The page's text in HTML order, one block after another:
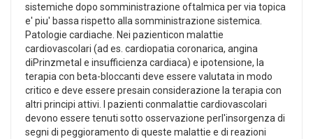
sistemiche dopo somministrazione oftalmica per via topica
e' piu' bassa rispetto alla somministrazione sistemica.
Patologie cardiache. Nei pazienticon malattie
cardiovascolari (ad es. cardiopatia coronarica, angina
diPrinzmetal e insufficienza cardiaca) e ipotensione, la
terapia con beta-bloccanti deve essere valutata in modo
critico e deve essere presain considerazione la terapia con
altri principi attivi. I pazienti conmalattie cardiovascolari
devono essere tenuti sotto osservazione perl'insorgenza di
segni di peggioramento di queste malattie e di reazioni